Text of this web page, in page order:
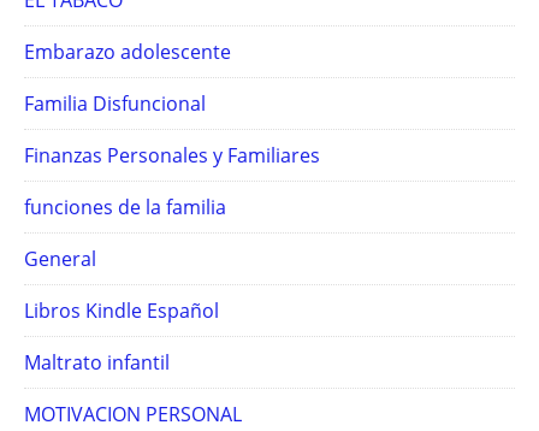
Embarazo adolescente
Familia Disfuncional
Finanzas Personales y Familiares
funciones de la familia
General
Libros Kindle Español
Maltrato infantil
MOTIVACION PERSONAL